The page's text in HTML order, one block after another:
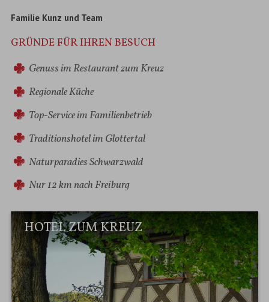
Familie Kunz und Team
GRÜNDE FÜR IHREN BESUCH
Genuss im Restaurant zum Kreuz
Regionale Küche
Top-Service im Familienbetrieb
Traditionshotel im Glottertal
Naturparadies Schwarzwald
Nur 12 km nach Freiburg
HOTEL ZUM KREUZ